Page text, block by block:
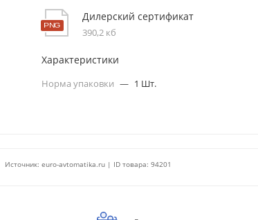
Дилерский сертификат
390,2 кб
Характеристики
Норма упаковки — 1 Шт.
Источник: euro-avtomatika.ru | ID товара: 94201